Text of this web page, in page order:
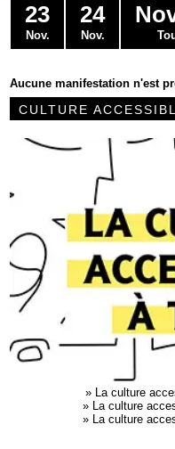
23
Nov.
24
Nov.
Aucune manifestation n'est
CULTURE
»
La culture
»
La culture
»
La culture